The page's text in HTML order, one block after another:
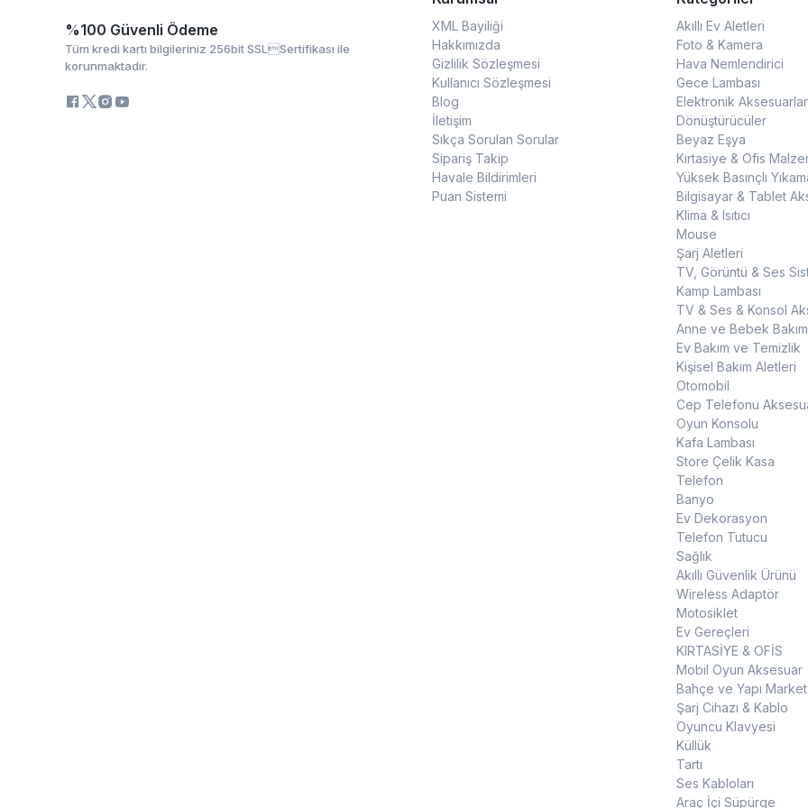
%100 Güvenli Ödeme
Tüm kredi kartı bilgileriniz 256bit SSLSertifikası ile
korunmaktadır.
XML Bayiliği
Hakkımızda
Gizlilik Sözleşmesi
Kullanıcı Sözleşmesi
Blog
İletişim
Sıkça Sorulan Sorular
Sipariş Takip
Havale Bildirimleri
Puan Sistemi
Akıllı Ev Aletleri
Foto & Kamera
Hava Nemlendirici
Gece Lambası
Elektronik Aksesuarlar
Dönüştürücüler
Beyaz Eşya
Kırtasiye & Ofis
Yüksek Basınçlı
Bilgisayar & Tablet
Klima & Isıtıcı
Mouse
Şarj Aletleri
TV, Görüntü & Ses
Kamp Lambası
TV & Ses & Konsol
Anne ve Bebek Bakım
Ev Bakım ve Temizlik
Kişisel Bakım Aletleri
Otomobil
Cep Telefonu
Oyun Konsolu
Kafa Lambası
Store Çelik Kasa
Telefon
Banyo
Ev Dekorasyon
Telefon Tutucu
Sağlık
Akıllı Güvenlik Ürünü
Wireless Adaptör
Motosiklet
Ev Gereçleri
KIRTASİYE & OFİS
Mobil Oyun Aksesuar
Bahçe ve Yapı Market
Şarj Cihazı & Kablo
Oyuncu Klavyesi
Küllük
Tartı
Ses Kabloları
Araç İçi Süpürge